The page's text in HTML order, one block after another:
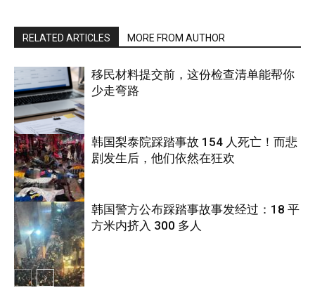
RELATED ARTICLES MORE FROM AUTHOR
国际
移民材料提交前，这份检查清单能帮你
少走弯路
国际
韩国梨泰院踩踏事故 154 人死亡！而悲
剧发生后，他们依然在狂欢
韩国警方公布踩踏事故事发经过：18 平
方米内挤入 300 多人